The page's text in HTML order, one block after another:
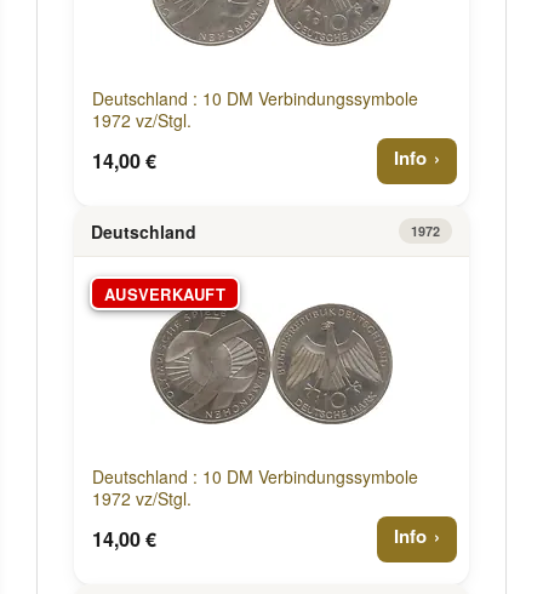
Deutschland : 10 DM Verbindungssymbole
1972 vz/Stgl.
14,00 € Info
Deutschland 1972
AUSVERKAUFT
Deutschland : 10 DM Verbindungssymbole
1972 vz/Stgl.
14,00 € Info